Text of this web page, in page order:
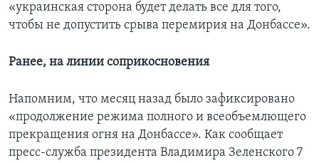
«украинская сторона будет делать все для того,
чтобы не допустить срыва перемирия на Донбассе».
Ранее, на линии соприкосновения
Напомним, что месяц назад было зафиксировано
«продолжение режима полного и всеобъемлющего
прекращения огня на Донбассе». Как сообщает
пресс-служба президента Владимира Зеленского 7